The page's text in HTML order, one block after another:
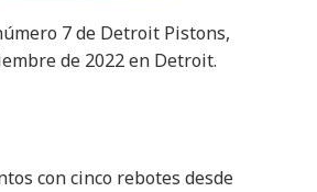
7 de Detroit Pistons,
de 2022 en Detroit.
con cinco rebotes desde